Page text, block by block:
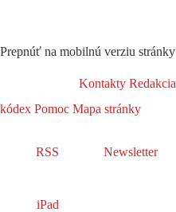
Prepnúť na mobilnú verziu stránky
Kontakty Redakcia
kódex Pomoc Mapa stránky
RSS Newsletter
iPad